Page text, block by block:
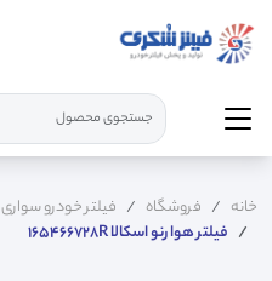
خانه فروشگاه فیلتر خودرو سواری
فیلتر هوا رنو اسکالا 165466728R